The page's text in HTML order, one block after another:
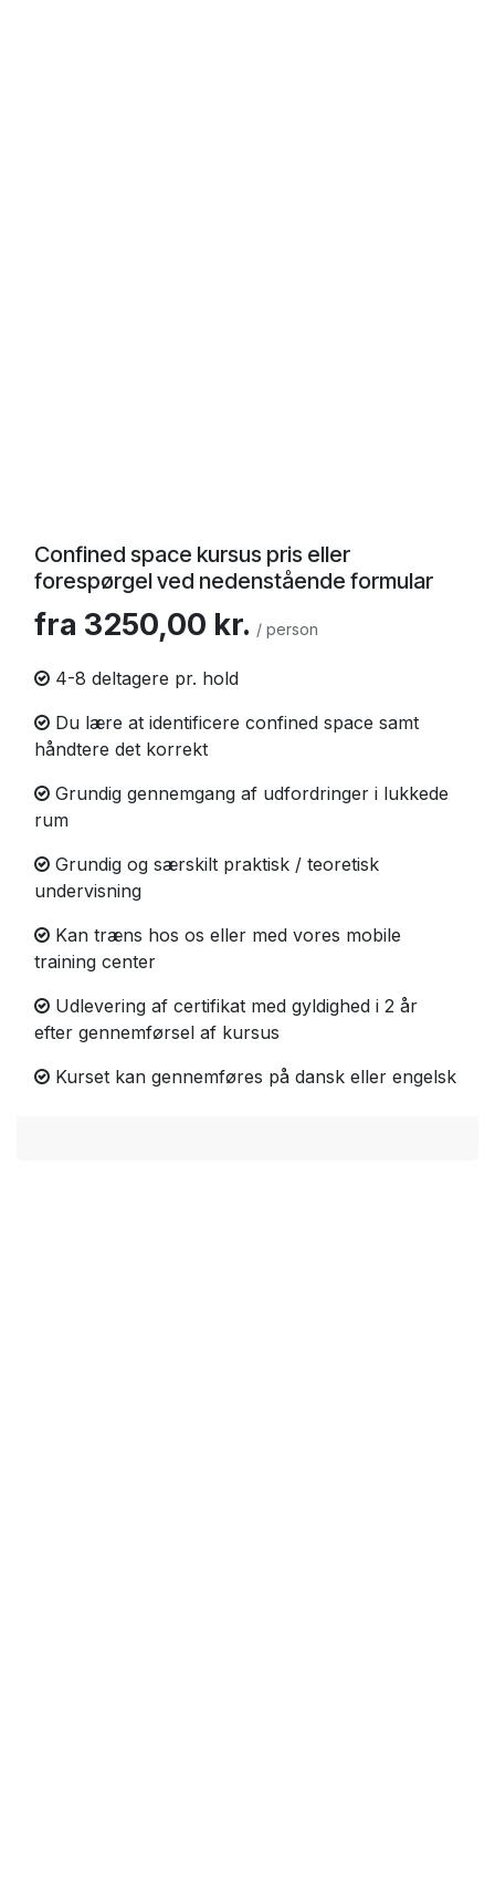
Confined space kursus pris eller
forespørgel ved nedenstående formular
fra 3250,00 kr. / person
4-8 deltagere pr. hold
Du lære at identificere confined space samt
håndtere det korrekt
Grundig gennemgang af udfordringer i lukkede
rum
Grundig og særskilt praktisk / teoretisk
undervisning
Kan træns hos os eller med vores mobile
training center
Udlevering af certifikat med gyldighed i 2 år
efter gennemførsel af kursus
Kurset kan gennemføres på dansk eller engelsk